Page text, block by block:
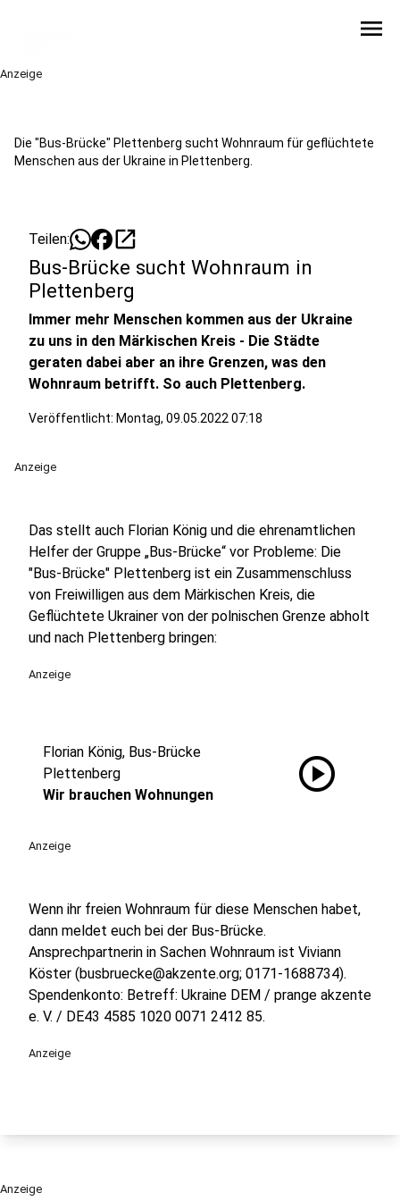
menu
Anzeige
Die "Bus-Brücke" Plettenberg sucht Wohnraum für geflüchtete
Menschen aus der Ukraine in Plettenberg.
Teilen: open_in_new
Bus-Brücke sucht Wohnraum in
Plettenberg
Immer mehr Menschen kommen aus der Ukraine
zu uns in den Märkischen Kreis - Die Städte
geraten dabei aber an ihre Grenzen, was den
Wohnraum betrifft. So auch Plettenberg.
Veröffentlicht: Montag, 09.05.2022 07:18
Anzeige
Das stellt auch Florian König und die ehrenamtlichen
Helfer der Gruppe „Bus-Brücke“ vor Probleme: Die
"Bus-Brücke" Plettenberg ist ein Zusammenschluss
von Freiwilligen aus dem Märkischen Kreis, die
Geflüchtete Ukrainer von der polnischen Grenze abholt
und nach Plettenberg bringen:
Anzeige
Florian König, Bus-Brücke
Plettenberg
Wir brauchen Wohnungen
play_circle
Anzeige
Wenn ihr freien Wohnraum für diese Menschen habet,
dann meldet euch bei der Bus-Brücke.
Ansprechpartnerin in Sachen Wohnraum ist Viviann
Köster (busbruecke@akzente.org; 0171-1688734).
Spendenkonto: Betreff: Ukraine DEM / prange akzente
e. V. / DE43 4585 1020 0071 2412 85.
Anzeige
Anzeige